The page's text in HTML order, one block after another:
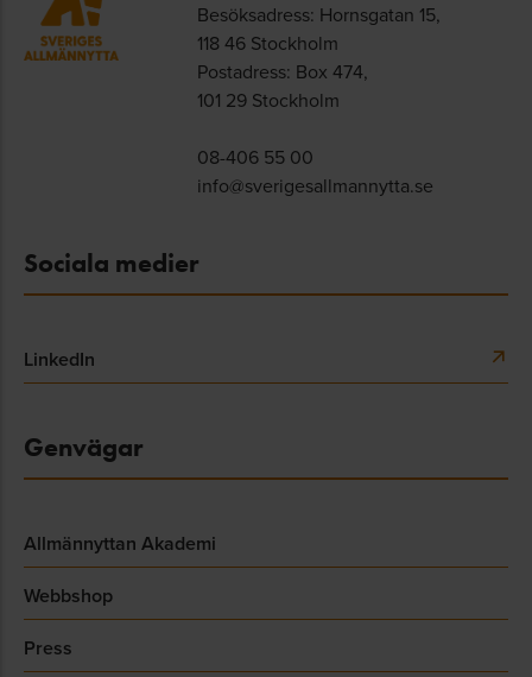
Besöksadress: Hornsgatan 15,
118 46 Stockholm
Postadress: Box 474,
101 29 Stockholm
08-406 55 00
info@sverigesallmannytta.se
Sociala medier
LinkedIn
Genvägar
Allmännyttan Akademi
Webbshop
Press